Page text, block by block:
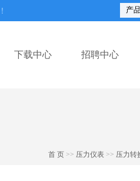
下载中心 招聘中心
首 页 >> 压力仪表 >> 压力转